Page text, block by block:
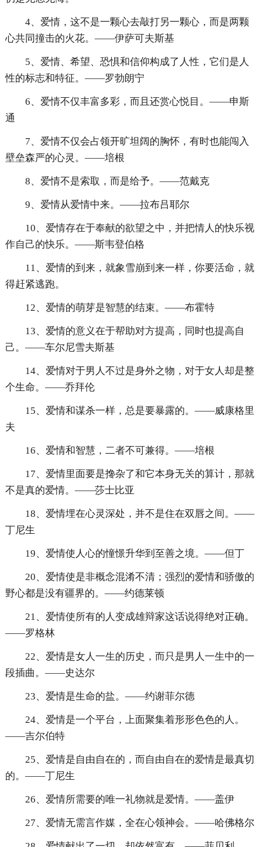
4、爱情，这不是一颗心去敲打另一颗心，而是两颗
心共同撞击的火花。——伊萨可夫斯基
5、爱情、希望、恐惧和信仰构成了人性，它们是人
性的标志和特征。——罗勃朗宁
6、爱情不仅丰富多彩，而且还赏心悦目。——申斯
通
7、爱情不仅会占领开旷坦阔的胸怀，有时也能闯入
壁垒森严的心灵。——培根
8、爱情不是索取，而是给予。——范戴克
9、爱情从爱情中来。——拉布吕耶尔
10、爱情存在于奉献的欲望之中，并把情人的快乐视
作自己的快乐。——斯韦登伯格
11、爱情的到来，就象雪崩到来一样，你要活命，就
得赶紧逃跑。
12、爱情的萌芽是智慧的结束。——布霍特
13、爱情的意义在于帮助对方提高，同时也提高自
己。——车尔尼雪夫斯基
14、爱情对于男人不过是身外之物，对于女人却是整
个生命。——乔拜伦
15、爱情和谋杀一样，总是要暴露的。——威康格里
夫
16、爱情和智慧，二者不可兼得。——培根
17、爱情里面要是搀杂了和它本身无关的算计，那就
不是真的爱情。——莎士比亚
18、爱情埋在心灵深处，并不是住在双唇之间。——
丁尼生
19、爱情使人心的憧憬升华到至善之境。——但丁
20、爱情使是非概念混淆不清；强烈的爱情和骄傲的
野心都是没有疆界的。——约德莱顿
21、爱情使所有的人变成雄辩家这话说得绝对正确。
——罗格林
22、爱情是女人一生的历史，而只是男人一生中的一
段插曲。——史达尔
23、爱情是生命的盐。——约谢菲尔德
24、爱情是一个平台，上面聚集着形形色色的人。
——吉尔伯特
25、爱情是自由自在的，而自由自在的爱情是最真切
的。——丁尼生
26、爱情所需要的唯一礼物就是爱情。——盖伊
27、爱情无需言作媒，全在心领神会。——哈佛格尔